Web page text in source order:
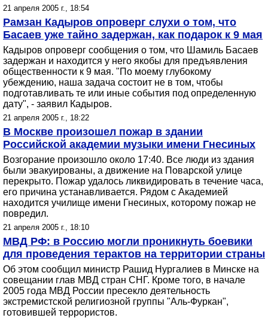
21 апреля 2005 г., 18:54
Рамзан Кадыров опроверг слухи о том, что
Басаев уже тайно задержан, как подарок к 9 мая
Кадыров опроверг сообщения о том, что Шамиль Басаев
задержан и находится у него якобы для предъявления
общественности к 9 мая. "По моему глубокому
убеждению, наша задача состоит не в том, чтобы
подготавливать те или иные события под определенную
дату", - заявил Кадыров.
21 апреля 2005 г., 18:22
В Москве произошел пожар в здании
Российской академии музыки имени Гнесиных
Возгорание произошло около 17:40. Все люди из здания
были эвакуированы, а движение на Поварской улице
перекрыто. Пожар удалось ликвидировать в течение часа,
его причина устанавливается. Рядом с Академией
находится училище имени Гнесиных, которому пожар не
повредил.
21 апреля 2005 г., 18:10
МВД РФ: в Россию могли проникнуть боевики
для проведения терактов на территории страны
Об этом сообщил министр Рашид Нургалиев в Минске на
совещании глав МВД стран СНГ. Кроме того, в начале
2005 года МВД России пресекло деятельность
экстремистской религиозной группы "Аль-Фуркан",
готовившей террористов.